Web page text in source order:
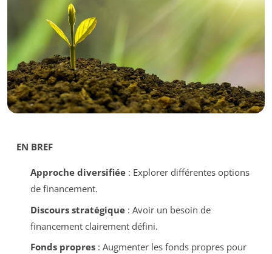
EN BREF
Approche diversifiée: Explorer différentes options
de financement.
Discours stratégique: Avoir un besoin de
financement clairement défini.
Fonds propres: Augmenter les fonds propres pour